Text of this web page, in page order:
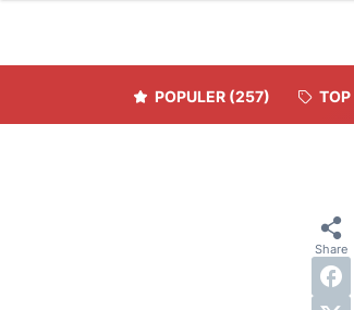
POPULER (257) TOP